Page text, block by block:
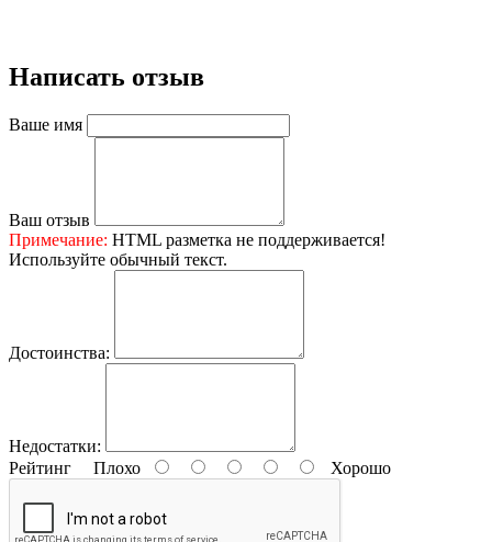
Написать отзыв
Ваше имя
Ваш отзыв
Примечание: HTML разметка не поддерживается!
Используйте обычный текст.
Достоинства:
Недостатки:
Рейтинг
Плохо Хорошо